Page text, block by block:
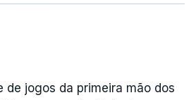
de jogos da primeira mão dos